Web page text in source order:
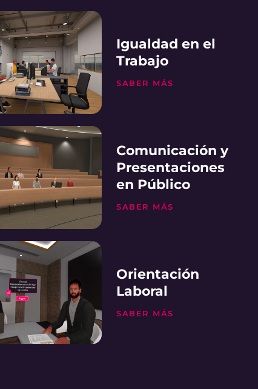
Igualdad en el
Trabajo
SABER MÁS
Comunicación y
Presentaciones
en Público
SABER MÁS
Orientación
Laboral
SABER MÁS